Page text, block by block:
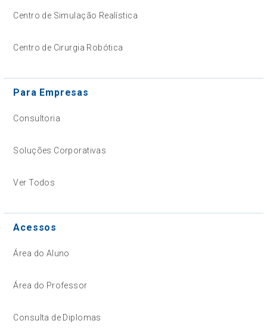
Centro de Simulação Realística
Centro de Cirurgia Robótica
Para Empresas
Consultoria
Soluções Corporativas
Ver Todos
Acessos
Área do Aluno
Área do Professor
Consulta de Diplomas